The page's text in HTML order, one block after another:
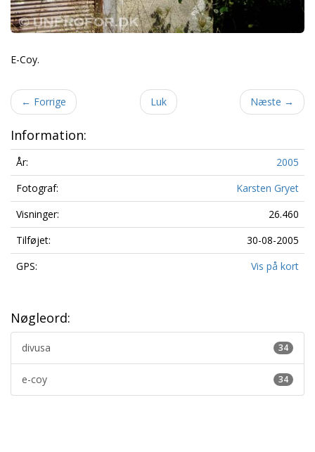
E-Coy.
← Forrige Luk Næste →
Information:
År:
2005
Fotograf:
Karsten Gryet
Visninger:
26.460
Tilføjet:
30-08-2005
GPS:
Vis på kort
Nøgleord:
34
divusa
34
e-coy